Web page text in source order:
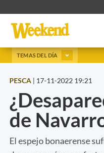
TEMAS DEL DÍA
PESCA | 17-11-2022 19:21
de
El espejo bonaerense